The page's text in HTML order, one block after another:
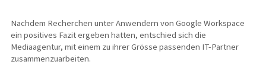
Nachdem Recherchen unter Anwendern von Google Workspace
ein positives Fazit ergeben hatten, entschied sich die
Mediaagentur, mit einem zu ihrer Grösse passenden IT-Partner
zusammenzuarbeiten.